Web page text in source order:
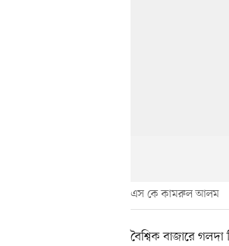
এস কে কামরুল আলম
বৈশ্বিক বাজারে